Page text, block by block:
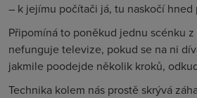
– k jejímu počítači já, tu naskočí hned
Připomíná to poněkud jednu scénku z
nefunguje televize, pokud se na ni
jakmile poodejde několik kroků,
Technika kolem nás prostě skrývá